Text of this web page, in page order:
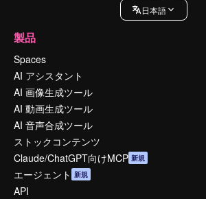
日本語
製品
Spaces
AI アシスタント
AI 画像生成ツール
AI 動画生成ツール
AI 音声合成ツール
ストックコンテンツ
Claude/ChatGPT向けMCP 新規
エージェント 新規
API